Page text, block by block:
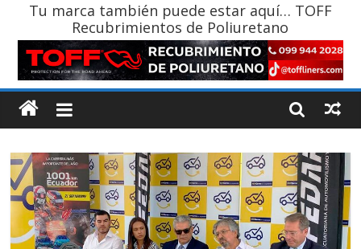
Tu marca también puede estar aquí… TOFF
Recubrimientos de Poliuretano